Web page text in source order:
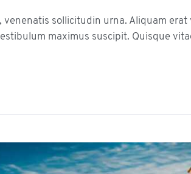
venenatis sollicitudin urna. Aliquam
maximus suscipit. Quisque